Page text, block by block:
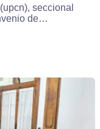
seccional
de…